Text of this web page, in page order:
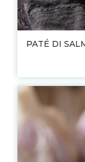
PATÉ DI